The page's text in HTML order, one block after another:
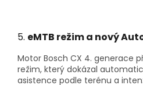
5. eMTB režim a nový
Motor Bosch CX 4. generace
režim, který dokázal
asistence podle terénu a